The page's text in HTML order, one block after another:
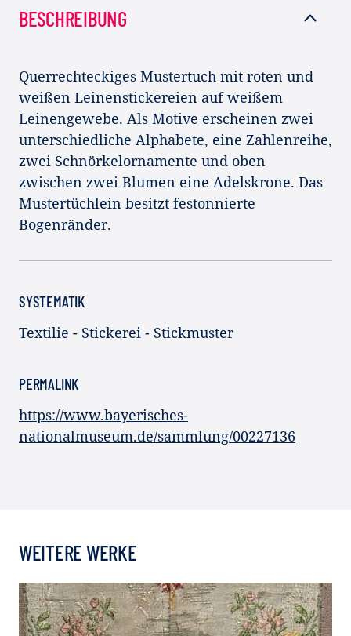
BESCHREIBUNG
Querrechteckiges Mustertuch mit roten und
weißen Leinenstickereien auf weißem
Leinengewebe. Als Motive erscheinen zwei
unterschiedliche Alphabete, eine Zahlenreihe,
zwei Schnörkelornamente und oben
zwischen zwei Blumen eine Adelskrone. Das
Mustertüchlein besitzt festonnierte
Bogenränder.
SYSTEMATIK
Textilie - Stickerei - Stickmuster
PERMALINK
https://www.bayerisches-
nationalmuseum.de/sammlung/00227136
WEITERE WERKE